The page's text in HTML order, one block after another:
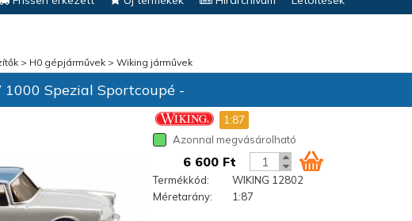
> H0 gépjárművek >Wiking járművek
1000 Spezial Sportcoupé -
1:87
Azonnal megvásárolható
6 600 Ft
Termékkód:
WIKING 12802
Méretarány:
1:87